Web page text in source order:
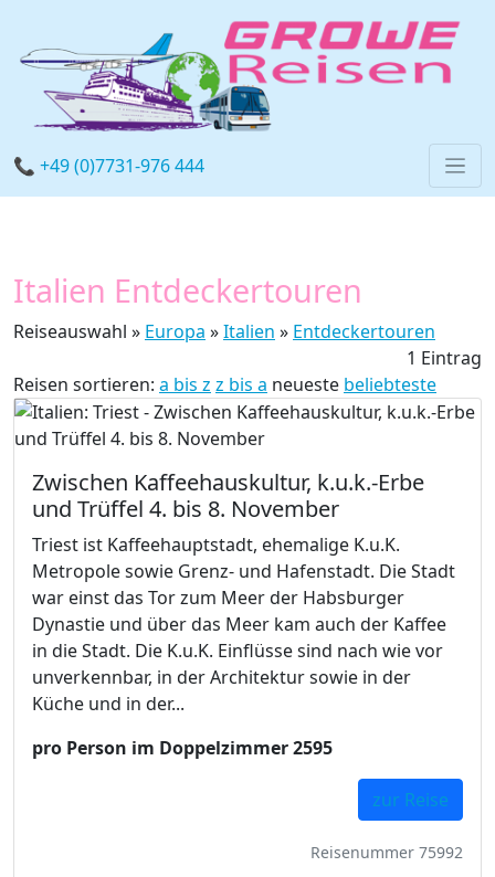
📞 +49 (0)7731-976 444
Italien Entdeckertouren
Reiseauswahl » Europa »Italien » Entdeckertouren
1 Eintrag
Reisen sortieren: a bis z z bis a neueste beliebteste
Zwischen Kaffeehauskultur, k.u.k.-Erbe
und Trüffel 4. bis 8. November
Triest ist Kaffeehauptstadt, ehemalige K.u.K.
Metropole sowie Grenz- und Hafenstadt. Die Stadt
war einst das Tor zum Meer der Habsburger
Dynastie und über das Meer kam auch der Kaffee
in die Stadt. Die K.u.K. Einflüsse sind nach wie vor
unverkennbar, in der Architektur sowie in der
Küche und in der...
pro Person im Doppelzimmer 2595
zur Reise
Reisenummer 75992